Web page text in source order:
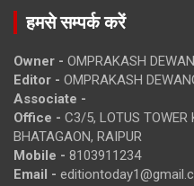
हमसे सम्पर्क करें
Owner - OMPRAKASH
Editor - OMPRAKASH
Associate -
Office - C3/5, LOTUS TOWER
BHATAGAON, RAIPUR
Mobile - 8103911234
Email -